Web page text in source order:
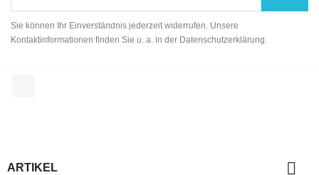
Sie können Ihr Einverständnis jederzeit widerrufen. Unsere
Kontaktinformationen finden Sie u. a. in der Datenschutzerklärung.
ARTIKEL 